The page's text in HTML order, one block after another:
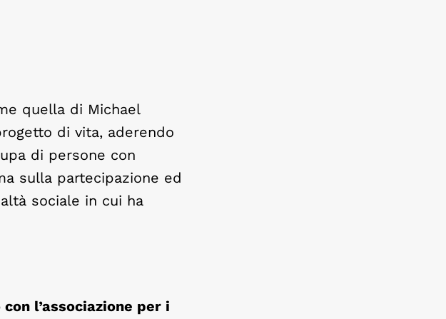
quella di Michael
di vita, aderendo
di persone con
sulla partecipazione ed
sociale in cui ha
l’associazione per i